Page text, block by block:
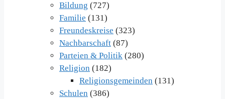
Bildung (727)
Familie (131)
Freundeskreise (323)
Nachbarschaft (87)
Parteien & Politik (280)
Religion (182)
Religionsgemeinden (131)
Schulen (386)